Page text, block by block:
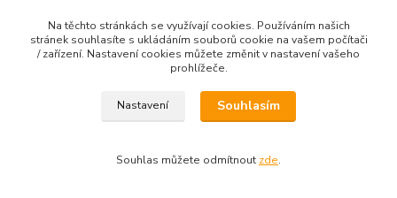
Na těchto stránkách se využívají cookies. Používáním našich
stránek souhlasíte s ukládáním souborů cookie na vašem počítači
/ zařízení. Nastavení cookies můžete změnit v nastavení vašeho
prohlížeče.
Nastavení Souhlasím
Souhlas můžete odmítnout zde.